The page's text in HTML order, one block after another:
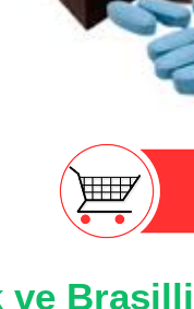
ve